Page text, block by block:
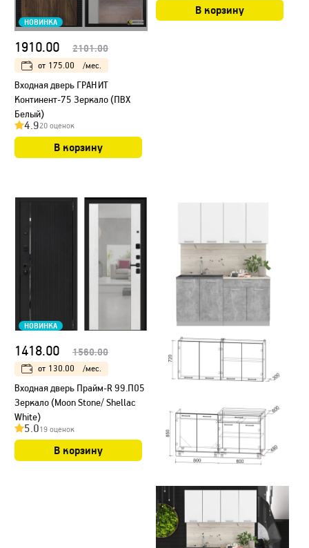
НОВИНКА
1910.00 2101.00
от 175.00 /мес.
Входная дверь ГРАНИТ
Континент-75 Зеркало (ПВХ
Белый)
4.920 оценок
В корзину
В корзину
НОВИНКА
1418.00 1560.00
от 130.00 /мес.
Входная дверь Прайм-R 99.П05
Зеркало (Moon Stone/ Shellac
White)
5.019 оценок
В корзину